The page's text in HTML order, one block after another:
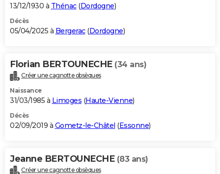
GUIDES D'ACHAT
BONS PLANS
Carte de Noël
Carte Bonne année
Carte Saint-Valentin
Carte Pâques
Carte d'anniversaire
DICTIONNAIRE
Dictionnaire
Biographies
Citations
Expressions
Proverbes
PROGRAMME TV
S'inscrire
Se connecter
Lycées
Collèges
Primaires
Universités
Entreprises
Service militaire
Avis de recherche
AVIS DE DÉCÈS
Bricolage
Lifestyle
Culture
Sport
Auto
Television
Voyage
Cinema
13/12/1930 à Thénac(Dordogne)
Décès
05/04/2025 à Bergerac(Dordogne)
Florian BERTOUNECHE (34 ans)
Créer une cagnotte obsèques
Naissance
31/03/1985 à Limoges (Haute-Vienne)
Décès
02/09/2019 à Gometz-le-Châtel (Essonne)
Jeanne BERTOUNECHE (83 ans)
Créer une cagnotte obsèques